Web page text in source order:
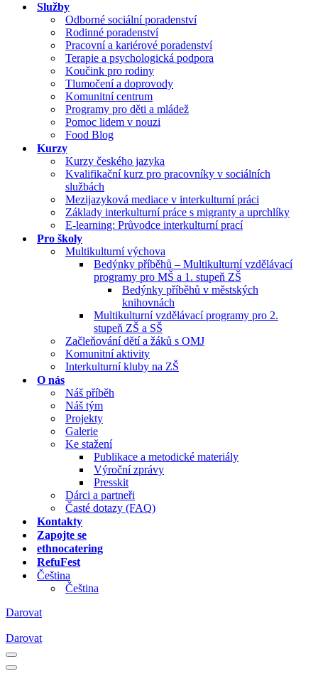
Služby
Odborné sociální poradenství
Rodinné poradenství
Pracovní a kariérové poradenství
Terapie a psychologická podpora
Koučink pro rodiny
Tlumočení a doprovody
Komunitní centrum
Programy pro děti a mládež
Pomoc lidem v nouzi
Food Blog
Kurzy
Kurzy českého jazyka
Kvalifikační kurz pro pracovníky v sociálních
službách
Mezijazyková mediace v interkulturní práci
Základy interkulturní práce s migranty a uprchlíky
E-learning: Průvodce interkulturní prací
Pro školy
Multikulturní výchova
Bedýnky příběhů – Multikulturní vzdělávací
programy pro MŠ a 1. stupeň ZŠ
Bedýnky příběhů v městských
knihovnách
Multikulturní vzdělávací programy pro 2.
stupeň ZŠ a SŠ
Začleňování dětí a žáků s OMJ
Komunitní aktivity
Interkulturní kluby na ZŠ
O nás
Náš příběh
Náš tým
Projekty
Galerie
Ke stažení
Publikace a metodické materiály
Výroční zprávy
Presskit
Dárci a partneři
Časté dotazy (FAQ)
Kontakty
Zapojte se
ethnocatering
RefuFest
Čeština
Čeština
Darovat
Darovat
Navigační
menu
Navigační